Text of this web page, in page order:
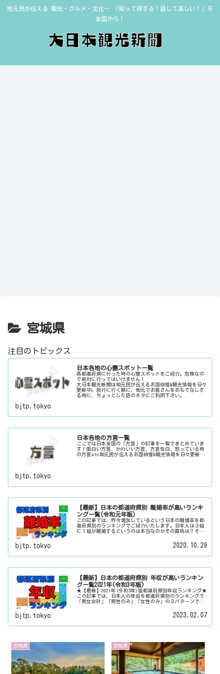
地元民が伝える 観光・グルメ・文化… 「知って得する！話して楽しい！」を
全国から！
宮城県
注目のトピックス
日本各地の心霊スポット一覧
各都道府県に行った時の心霊スポットをご紹介。危険なの
で絶対に行ってはいけません！
大日本観光新聞は地元民が伝えるお国自慢&観光情報を日々
更新中。旅行に行く際に、地元でお客さんをおもてなしす
る時に、ちょっとした話のネタにご利用下さい。
bjtp.tokyo
日本各地の方言一覧
ここでは日本全国の「方言」の記事を一覧でまとめていま
す！面白い方言、かわいい方言、方言告白、怒っている時
の方言etc地元民が伝えるお国自慢&観光情報を日々更新
bjtp.tokyo
【最新】日本の都道府県別 離婚率が高いランキ
ング一覧(令和元年版)
この記事では、昨今増加しているという日本の離婚率を都
道府県別のランキングでご紹介いたします。日本人は３組
に１組が離婚するというのは本当なのかその真偽は？その
スポット・デートスポット・パワースポット・心霊スポッ
トなどの各都道府県の観光情報・ローカル情報を配信して
bjtp.tokyo 2020.10.29
【最新】日本の都道府県別 年収が高いランキン
グ一覧2021年(令和3年版)
★【最新】2021年(令和3年)版都道府県別年収ランキング★
この記事では、日本人の年収を都道府県別のランキングで
「男女合計」「男性のみ」「女性のみ」の３パターンでご
齢と平均の勤続年数についても表示しています。
bjtp.tokyo 2023.02.07
宮城県 宮城県